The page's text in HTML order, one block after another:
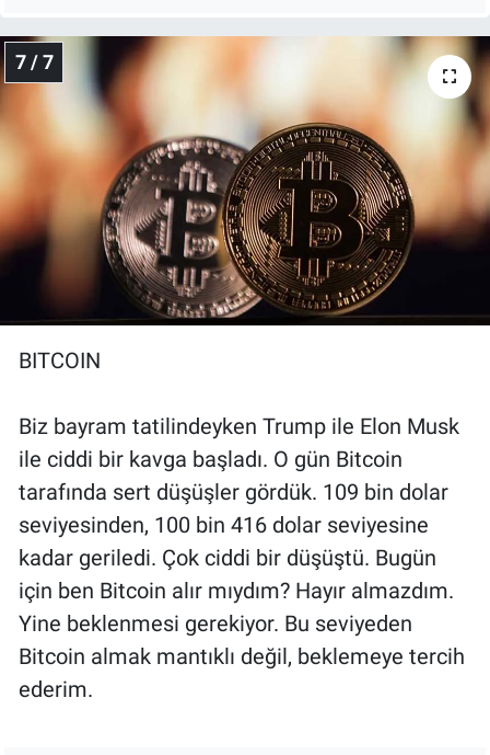
7 / 7
BITCOIN
Biz bayram tatilindeyken Trump ile Elon Musk
ile ciddi bir kavga başladı. O gün Bitcoin
tarafında sert düşüşler gördük. 109 bin dolar
seviyesinden, 100 bin 416 dolar seviyesine
kadar geriledi. Çok ciddi bir düşüştü. Bugün
için ben Bitcoin alır mıydım? Hayır almazdım.
Yine beklenmesi gerekiyor. Bu seviyeden
Bitcoin almak mantıklı değil, beklemeye tercih
ederim.